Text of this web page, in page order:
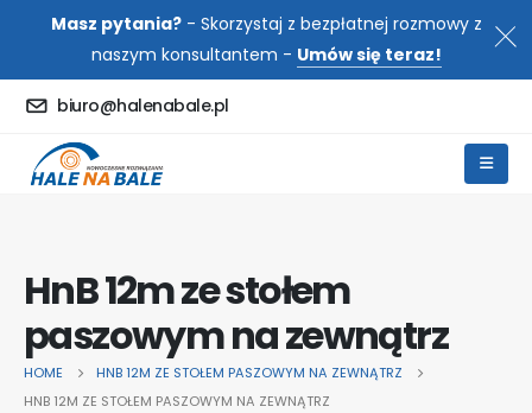
Masz pytania?- Skorzystaj z bezpłatnej rozmowy z
naszym konsultantem - Umów się teraz!
biuro@halenabale.pl
HnB 12m ze stołem
paszowym na zewnątrz
HOME
HNB 12M ZE STOŁEM PASZOWYM NA ZEWNĄTRZ
HNB 12M ZE STOŁEM PASZOWYM NA ZEWNĄTRZ